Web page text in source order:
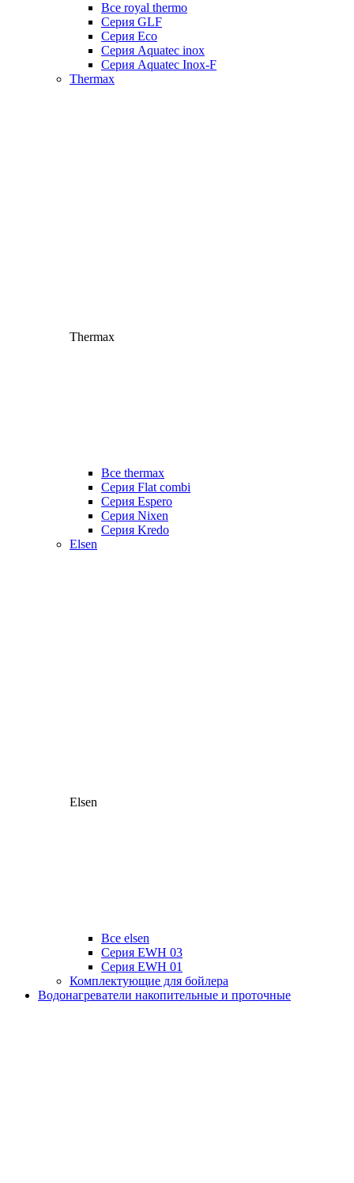
Все royal thermo
Серия GLF
Серия Eco
Серия Aquatec inox
Серия Aquatec Inox-F
Thermax
Thermax
Все thermax
Серия Flat combi
Серия Espero
Серия Nixen
Серия Kredo
Elsen
Elsen
Все elsen
Серия EWH 03
Серия EWH 01
Комплектующие для бойлера
Водонагреватели накопительные и проточные